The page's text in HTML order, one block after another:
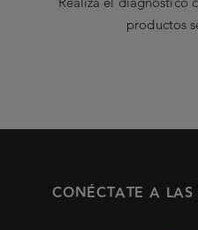
productos
CONÉCTATE A LAS